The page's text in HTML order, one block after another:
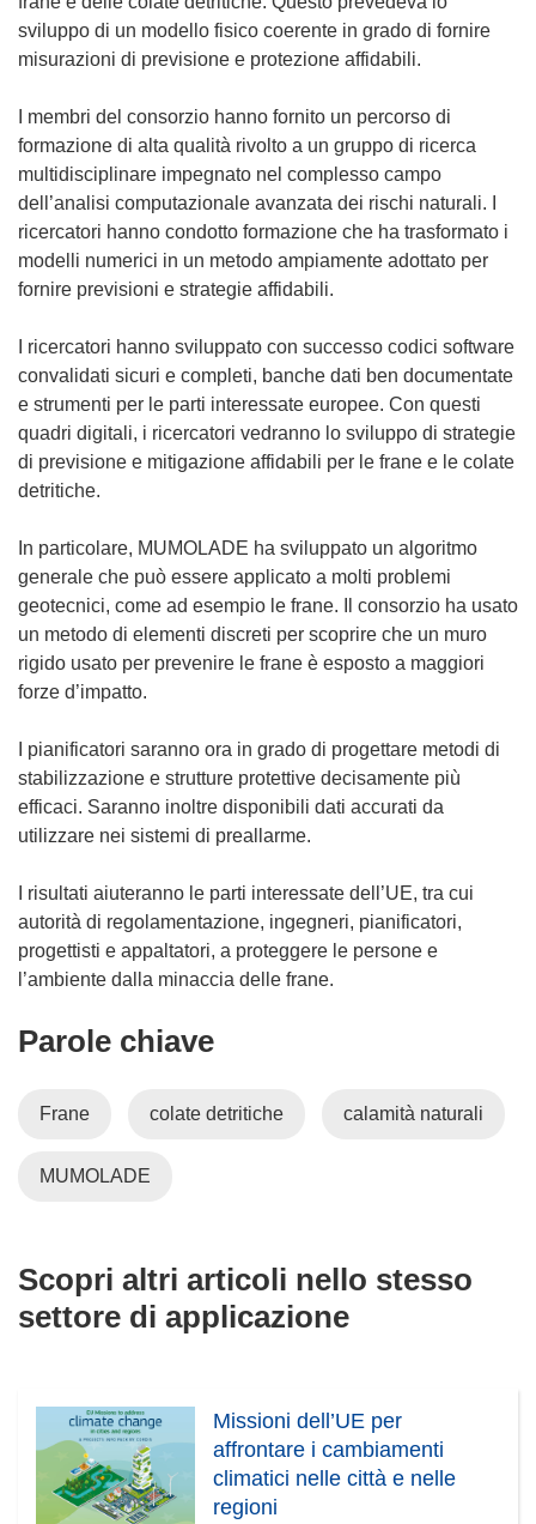
sviluppo di un modello fisico coerente in grado di fornire
misurazioni di previsione e protezione affidabili.
I membri del consorzio hanno fornito un percorso di
formazione di alta qualità rivolto a un gruppo di ricerca
multidisciplinare impegnato nel complesso campo
dell’analisi computazionale avanzata dei rischi naturali. I
ricercatori hanno condotto formazione che ha trasformato i
modelli numerici in un metodo ampiamente adottato per
fornire previsioni e strategie affidabili.
I ricercatori hanno sviluppato con successo codici software
convalidati sicuri e completi, banche dati ben documentate
e strumenti per le parti interessate europee. Con questi
quadri digitali, i ricercatori vedranno lo sviluppo di strategie
di previsione e mitigazione affidabili per le frane e le colate
detritiche.
In particolare, MUMOLADE ha sviluppato un algoritmo
generale che può essere applicato a molti problemi
geotecnici, come ad esempio le frane. Il consorzio ha usato
un metodo di elementi discreti per scoprire che un muro
rigido usato per prevenire le frane è esposto a maggiori
forze d’impatto.
I pianificatori saranno ora in grado di progettare metodi di
stabilizzazione e strutture protettive decisamente più
efficaci. Saranno inoltre disponibili dati accurati da
utilizzare nei sistemi di preallarme.
I risultati aiuteranno le parti interessate dell’UE, tra cui
autorità di regolamentazione, ingegneri, pianificatori,
progettisti e appaltatori, a proteggere le persone e
l’ambiente dalla minaccia delle frane.
Parole chiave
Frane colate detritiche calamità naturali
MUMOLADE
Scopri altri articoli nello stesso
settore di applicazione
Missioni dell’UE per
affrontare i cambiamenti
climatici nelle città e nelle
regioni